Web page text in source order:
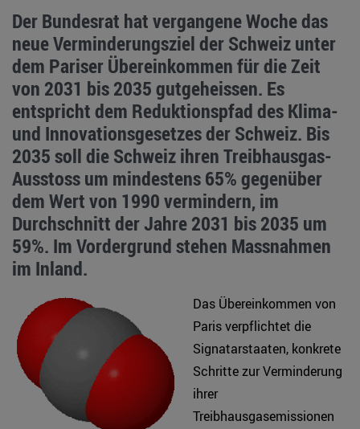
Der Bundesrat hat vergangene Woche das
neue Verminderungsziel der Schweiz unter
dem Pariser Übereinkommen für die Zeit
von 2031 bis 2035 gutgeheissen. Es
entspricht dem Reduktionspfad des Klima-
und Innovationsgesetzes der Schweiz. Bis
2035 soll die Schweiz ihren Treibhausgas-
Ausstoss um mindestens 65% gegenüber
dem Wert von 1990 vermindern, im
Durchschnitt der Jahre 2031 bis 2035 um
59%. Im Vordergrund stehen Massnahmen
im Inland.
Das Übereinkommen von
Paris verpflichtet die
Signatarstaaten, konkrete
Schritte zur Verminderung
ihrer
Treibhausgasemissionen